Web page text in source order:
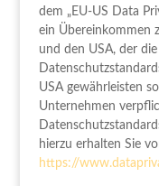
dem „EU-US Data
ein Übereinkommen
und den USA, der
USA gewährleisten
Unternehmen
hierzu erhalten Sie
https://